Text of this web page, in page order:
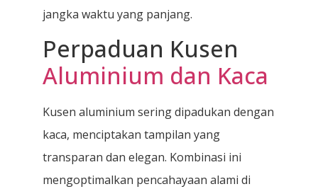
jangka waktu yang panjang.
Perpaduan Kusen
Aluminium dan Kaca
Kusen aluminium sering dipadukan dengan
kaca, menciptakan tampilan yang
transparan dan elegan. Kombinasi ini
mengoptimalkan pencahayaan alami di